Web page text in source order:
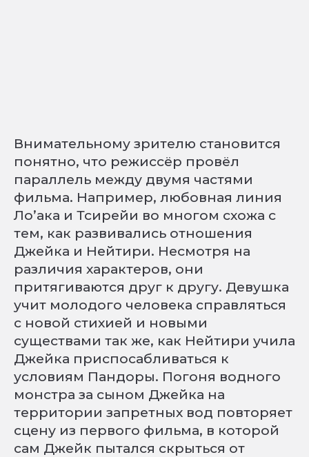
Внимательному зрителю становится
понятно, что режиссёр провёл
параллель между двумя частями
фильма. Например, любовная линия
Ло’ака и Тсирейи во многом схожа с
тем, как развивались отношения
Джейка и Нейтири. Несмотря на
различия характеров, они
притягиваются друг к другу. Девушка
учит молодого человека справляться
с новой стихией и новыми
существами так же, как Нейтири учила
Джейка приспосабливаться к
условиям Пандоры. Погоня водного
монстра за сыном Джейка на
территории запретных вод повторяет
сцену из первого фильма, в которой
сам Джейк пытался скрыться от